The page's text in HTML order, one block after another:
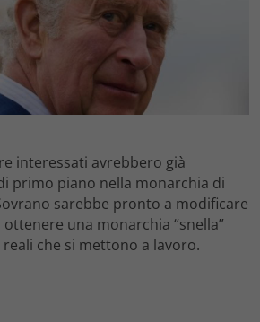
interessati avrebbero già
primo piano nella monarchia di
sarebbe pronto a modificare
ottenere una monarchia “snella”
che si mettono a lavoro.